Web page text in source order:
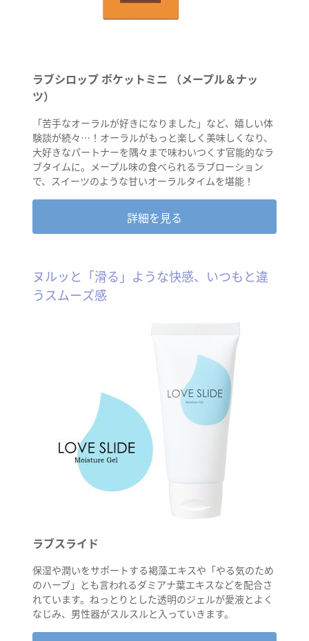
ラブシロップ ポケットミニ （メープル＆ナッ
ツ）
「苦手なオーラルが好きになりました」など、嬉しい体
験談が続々…！オーラルがもっと楽しく美味しくなり、
大好きなパートナーを隅々まで味わいつくす官能的なラ
ブタイムに。メープル味の食べられるラブローション
で、スイーツのような甘いオーラルタイムを堪能！
詳細を見る
ヌルッと「滑る」ような快感、いつもと違
うスムーズ感
ラブスライド
保湿や潤いをサポートする褐藻エキスや「やる気のため
のハーブ」とも言われるダミアナ葉エキスなどを配合さ
れています。ねっとりとした透明のジェルが愛液とよく
なじみ、男性器がスルスルと入っていきます。